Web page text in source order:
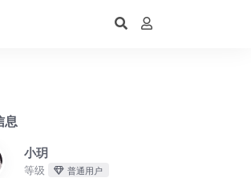
息
小玥
等级 普通用户